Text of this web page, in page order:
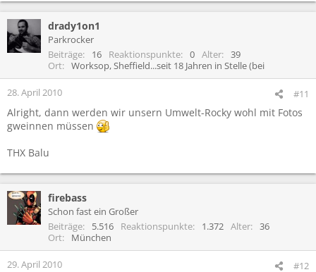
drady1on1
Parkrocker
Beiträge
16 Reaktionspunkte 0 Alter
39
Ort
Worksop, Sheffield...seit 18 Jahren in Stelle (bei
28. April 2010 #11
Alright, dann werden wir unsern Umwelt-Rocky wohl mit Fotos
gweinnen müssen
THX Balu
firebass
Schon fast ein Großer
Beiträge
5.516 Reaktionspunkte 1.372 Alter
36
Ort
München
29. April 2010 #12